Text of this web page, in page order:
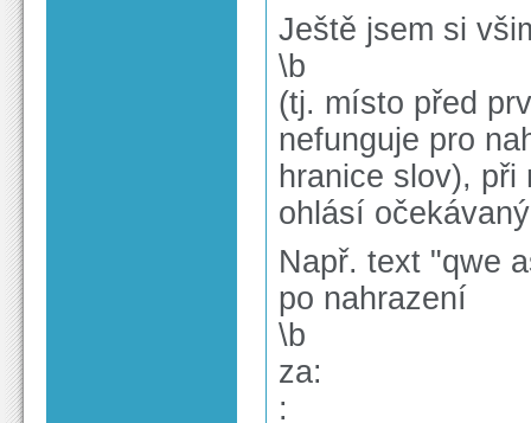
Ještě jsem si
\b
(tj. místo před
nefunguje pro
hranice slov),
ohlásí
Např. text "qwe
po nahrazení
\b
za:
: